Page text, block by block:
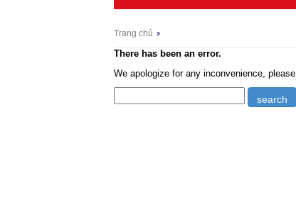
Trang chủ
There has been an error.
We apologize for any inconvenience, please